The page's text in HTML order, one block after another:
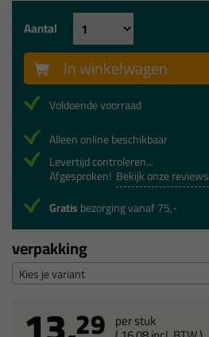
verpakking
Kies je variant
29 per stuk
Aantal
In winkelwagen
Voldoende voorraad
Alleen online beschikbaar
Levertijd controleren...
Afgesproken! Bekijk onze reviews
Gratisbezorging vanaf 75,-